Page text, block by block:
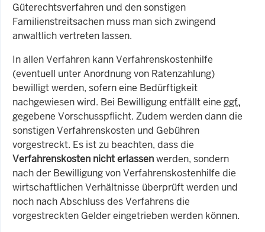
Güterechtsverfahren und den sonstigen
Familienstreitsachen muss man sich zwingend
anwaltlich vertreten lassen.
In allen Verfahren kann Verfahrenskostenhilfe
(eventuell unter Anordnung von Ratenzahlung)
bewilligt werden, sofern eine Bedürftigkeit
nachgewiesen wird. Bei Bewilligung entfällt eine ggf.
gegebene Vorschusspflicht. Zudem werden dann die
sonstigen Verfahrenskosten und Gebühren
vorgestreckt. Es ist zu beachten, dass die
Verfahrenskosten nicht erlassenwerden, sondern
nach der Bewilligung von Verfahrenskostenhilfe die
wirtschaftlichen Verhältnisse überprüft werden und
noch nach Abschluss des Verfahrens die
vorgestreckten Gelder eingetrieben werden können.